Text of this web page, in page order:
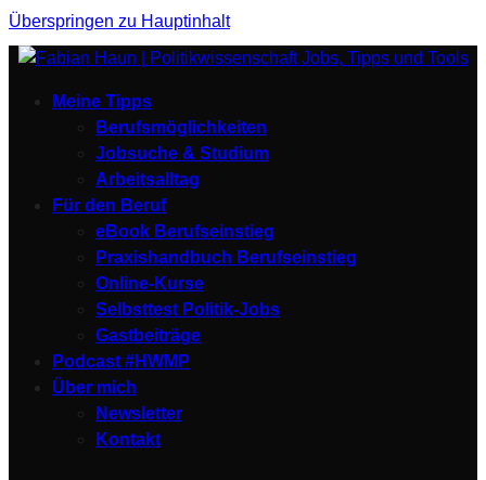
Überspringen zu Hauptinhalt
Meine Tipps
Berufsmöglichkeiten
Jobsuche & Studium
Arbeitsalltag
Für den Beruf
eBook Berufseinstieg
Praxishandbuch Berufseinstieg
Online-Kurse
Selbsttest Politik-Jobs
Gastbeiträge
Podcast #HWMP
Über mich
Newsletter
Kontakt